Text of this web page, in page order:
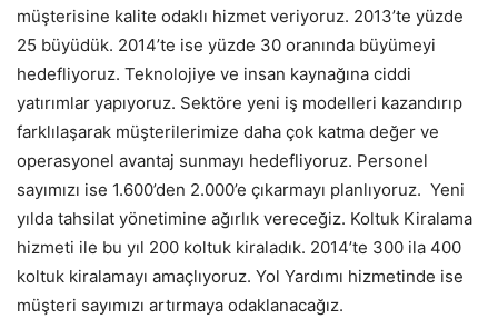
müşterisine kalite odaklı hizmet veriyoruz. 2013’te yüzde
25 büyüdük. 2014’te ise yüzde 30 oranında büyümeyi
hedefliyoruz. Teknolojiye ve insan kaynağına ciddi
yatırımlar yapıyoruz. Sektöre yeni iş modelleri kazandırıp
farklılaşarak müşterilerimize daha çok katma değer ve
operasyonel avantaj sunmayı hedefliyoruz. Personel
sayımızı ise 1.600’den 2.000’e çıkarmayı planlıyoruz. Yeni
yılda tahsilat yönetimine ağırlık vereceğiz. Koltuk Kiralama
hizmeti ile bu yıl 200 koltuk kiraladık. 2014’te 300 ila 400
koltuk kiralamayı amaçlıyoruz. Yol Yardımı hizmetinde ise
müşteri sayımızı artırmaya odaklanacağız.